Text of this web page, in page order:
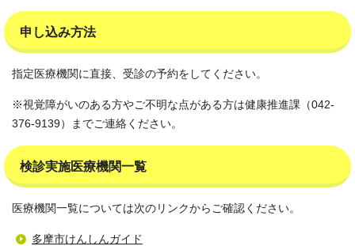
申し込み方法
指定医療機関に直接、受診の予約をしてください。
※視覚障がいのある方やご不明な点がある方は健康推進課（042-
376-9139）までご連絡ください。
検診実施医療機関一覧
医療機関一覧については次のリンクからご確認ください。
多摩市けんしんガイド